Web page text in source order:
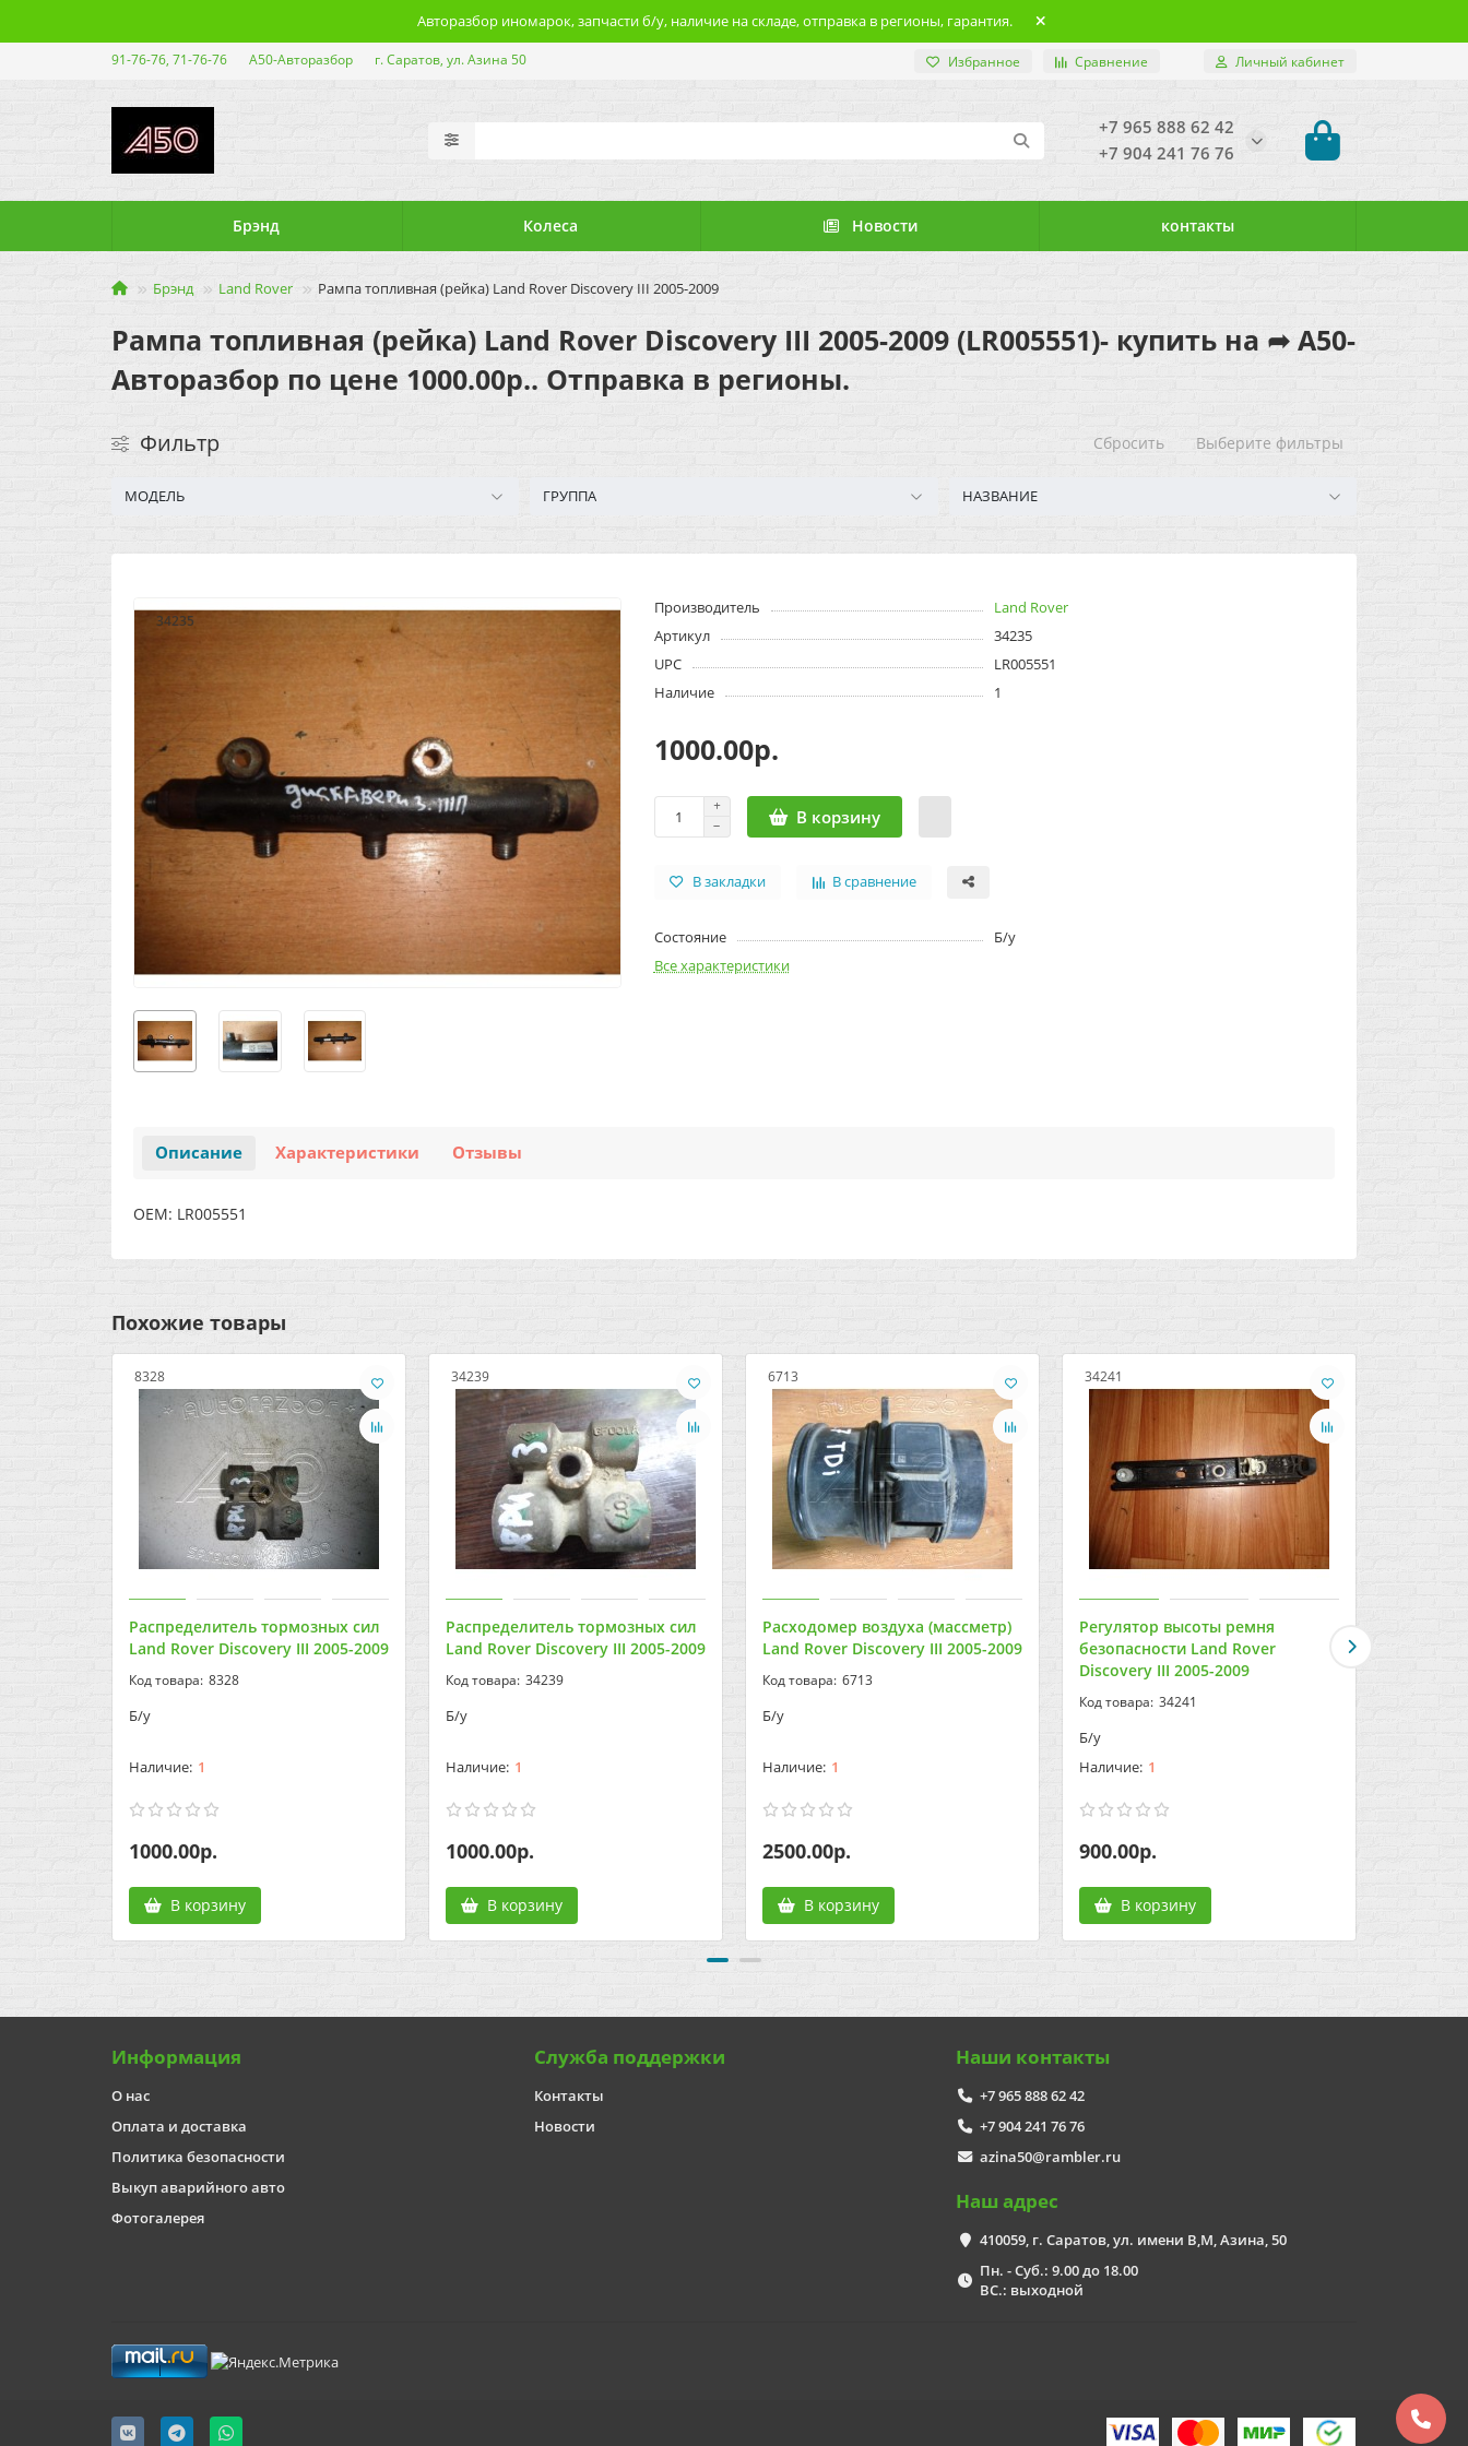
Авторазбор иномарок, запчасти б/у, наличие на складе, отправка в регионы, гарантия.
91-76-76, 71-76-76 А50-Авторазбор г. Саратов, ул. Азина 50 Избранное Сравнение Личный кабинет
+7 965 888 62 42
+7 904 241 76 76
Брэнд Колеса Новости контакты
Брэнд Land Rover Рампа топливная (рейка) Land Rover Discovery III 2005-2009
Рампа топливная (рейка) Land Rover Discovery III 2005-2009 (LR005551)- купить на ➦ А50-
Авторазбор по цене 1000.00р.. Отправка в регионы.
Фильтр Сбросить Выберите фильтры
МОДЕЛЬ ГРУППА НАЗВАНИЕ
34235
Производитель
Land Rover
Артикул
34235
UPC
LR005551
Наличие
1
1000.00р.
В корзину
В закладки В сравнение
Состояние
Б/у
Все характеристики
Описание Характеристики Отзывы
OEM: LR005551
Похожие товары
8328
Распределитель тормозных сил
Land Rover Discovery III 2005-2009
8328
Б/у
1
1000.00р.
В корзину
34239
Распределитель тормозных сил
Land Rover Discovery III 2005-2009
34239
Б/у
1
1000.00р.
В корзину
6713
Расходомер воздуха (массметр)
Land Rover Discovery III 2005-2009
6713
Б/у
1
2500.00р.
В корзину
34241
Регулятор высоты ремня
безопасности Land Rover
Discovery III 2005-2009
34241
Б/у
1
900.00р.
В корзину
Информация
О нас
Оплата и доставка
Политика безопасности
Выкуп аварийного авто
Фотогалерея
Служба поддержки
Контакты
Новости
Наши контакты
+7 965 888 62 42
+7 904 241 76 76
azina50@rambler.ru
Наш адрес
410059, г. Саратов, ул. имени В,М, Азина, 50
Пн. - Суб.: 9.00 до 18.00
ВС.: выходной